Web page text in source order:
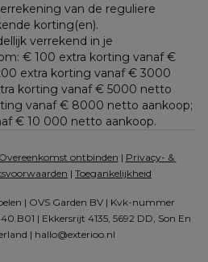
van de reguliere
korting(en).
verrekend in je
€ 100 extra korting vanaf €
extra korting vanaf € 3000
korting vanaf € 5000 netto
€ 10 000 netto aankoop.
Overeenkomst ontbinden | Privacy- &
| Toegankelijkheid
| OVS Garden BV | Kvk-nummer
| Ekkersrijt 4135, 5692 DD, Son En
| hallo@exterioo.nl